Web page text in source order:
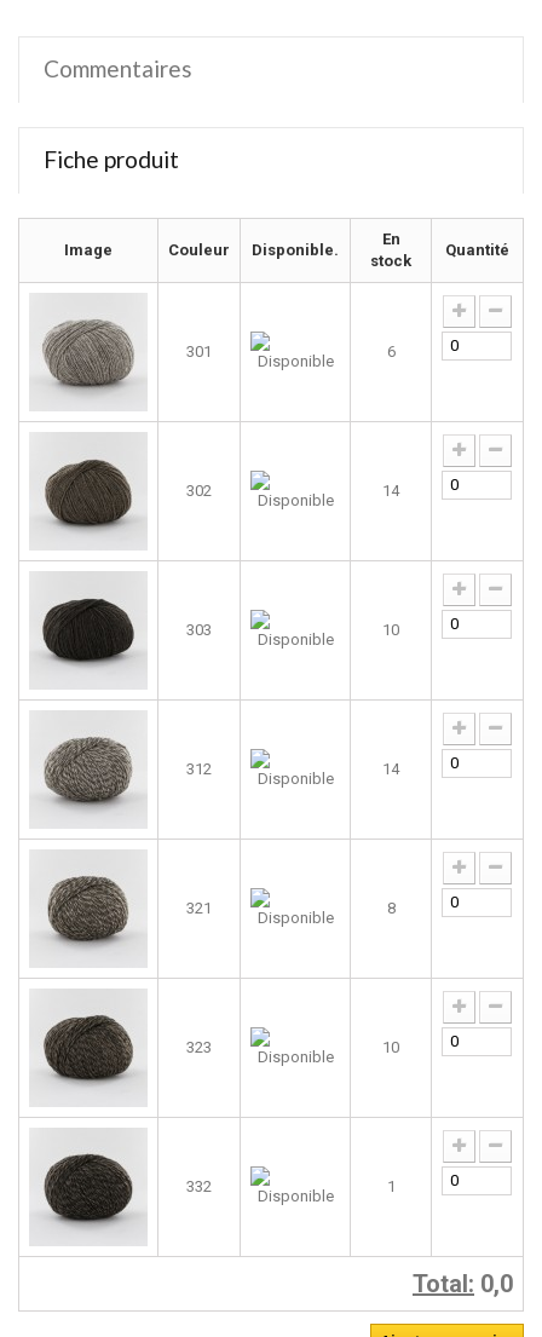
Commentaires
Fiche produit
Image Couleur Disponible.
En
stock
Quantité
301 6
302 14
303 10
312 14
321 8
323 10
332 1
Total: 0,0